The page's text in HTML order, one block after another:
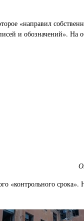
«направил
и обозначений». На
«контрольного